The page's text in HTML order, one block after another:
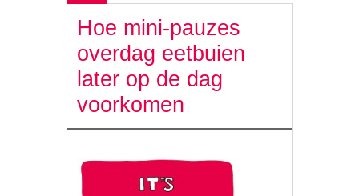
Hoe mini-pauzes
overdag eetbuien
later op de dag
voorkomen